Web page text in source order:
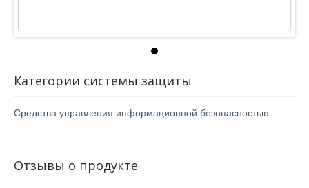
Категории системы защиты
Средства управления информационной безопасностью
Отзывы о продукте